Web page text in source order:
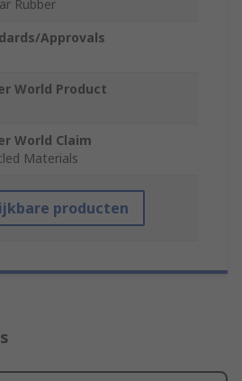
Rubber
Approvals
World Product
World Claim
Materials
producten